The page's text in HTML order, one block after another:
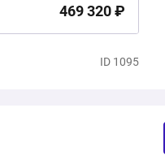
469 320 ₽
ID 1095